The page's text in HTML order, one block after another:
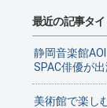
最近の記事タ
静岡音楽館
SPAC俳優が出
美術館で楽し